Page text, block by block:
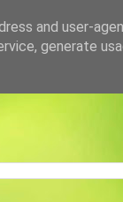
and user-
generate